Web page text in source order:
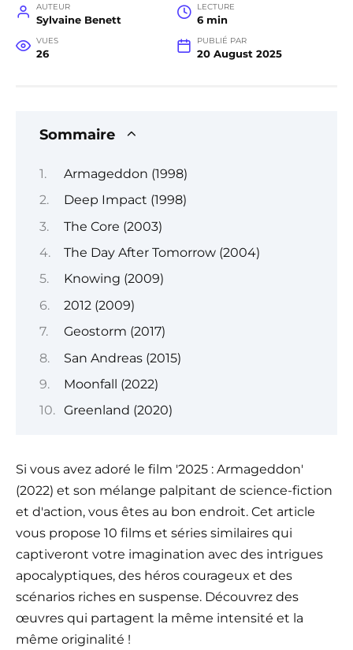
AUTEUR
Sylvaine Benett
LECTURE
6 min
VUES
26
PUBLIÉ PAR
20 August 2025
Sommaire
Armageddon (1998)
Deep Impact (1998)
The Core (2003)
The Day After Tomorrow (2004)
Knowing (2009)
2012 (2009)
Geostorm (2017)
San Andreas (2015)
Moonfall (2022)
Greenland (2020)
Si vous avez adoré le film '2025 : Armageddon'
(2022) et son mélange palpitant de science-fiction
et d'action, vous êtes au bon endroit. Cet article
vous propose 10 films et séries similaires qui
captiveront votre imagination avec des intrigues
apocalyptiques, des héros courageux et des
scénarios riches en suspense. Découvrez des
œuvres qui partagent la même intensité et la
même originalité !